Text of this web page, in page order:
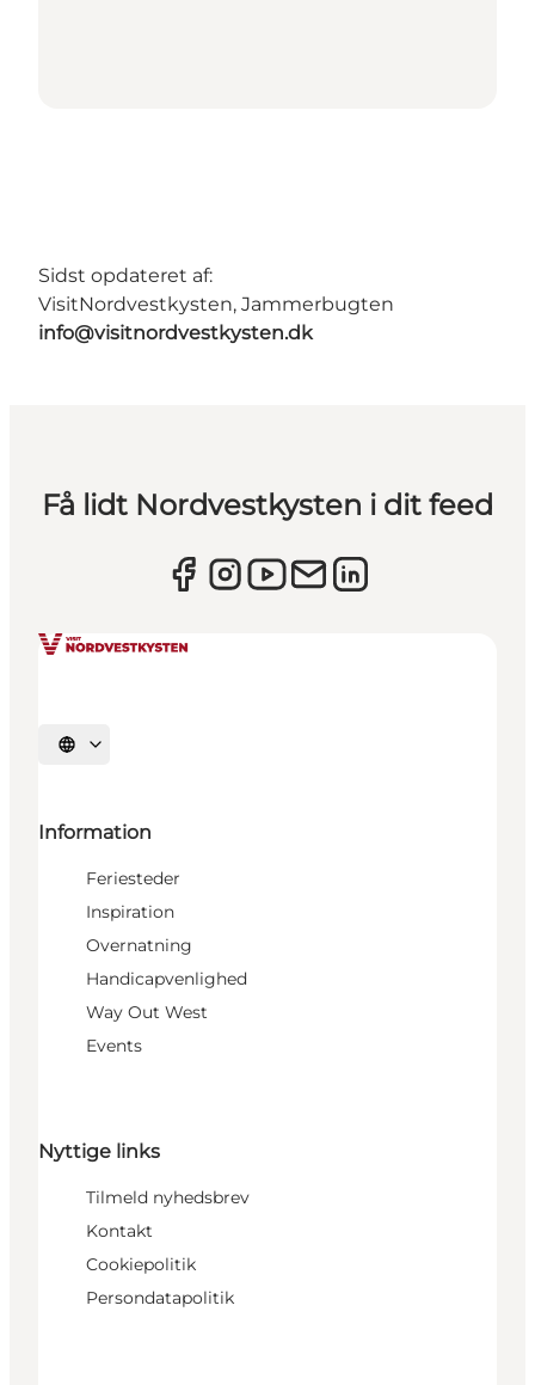
Sidst opdateret af:
VisitNordvestkysten, Jammerbugten
info@visitnordvestkysten.dk
Få lidt Nordvestkysten i dit feed
Vælg sprog
Information
Feriesteder
Inspiration
Overnatning
Handicapvenlighed
Way Out West
Events
Nyttige links
Tilmeld nyhedsbrev
Kontakt
Cookiepolitik
Persondatapolitik